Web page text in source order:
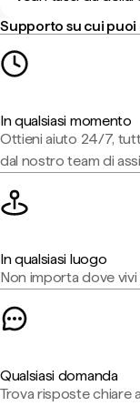
Supporto su cui
In qualsiasi momento
Ottieni aiuto 24/7,
dal nostro team di
In qualsiasi luogo
Non importa dove vivi
Qualsiasi domanda
Trova risposte chiare